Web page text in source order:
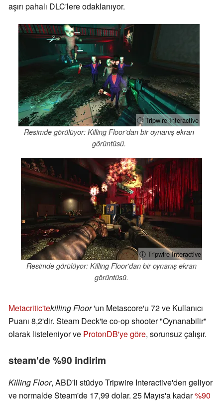
aşırı pahalı DLC'lere odaklanıyor.
ⓘ Tripwire Interactive
Resimde görülüyor: Killing Floor'dan bir oynanış ekran
görüntüsü.
ⓘ Tripwire Interactive
Resimde görülüyor: Killing Floor'dan bir oynanış ekran
görüntüsü.
Metacritic'tekilling Floor'un Metascore'u 72 ve Kullanıcı
Puanı 8,2'dir. Steam Deck'te co-op shooter "Oynanabilir"
olarak listeleniyor ve ProtonDB'ye göre, sorunsuz çalışır.
steam'de %90 indirim
Killing Floor, ABD'li stüdyo Tripwire Interactive'den geliyor
ve normalde Steam'de 17,99 dolar. 25 Mayıs'a kadar%90